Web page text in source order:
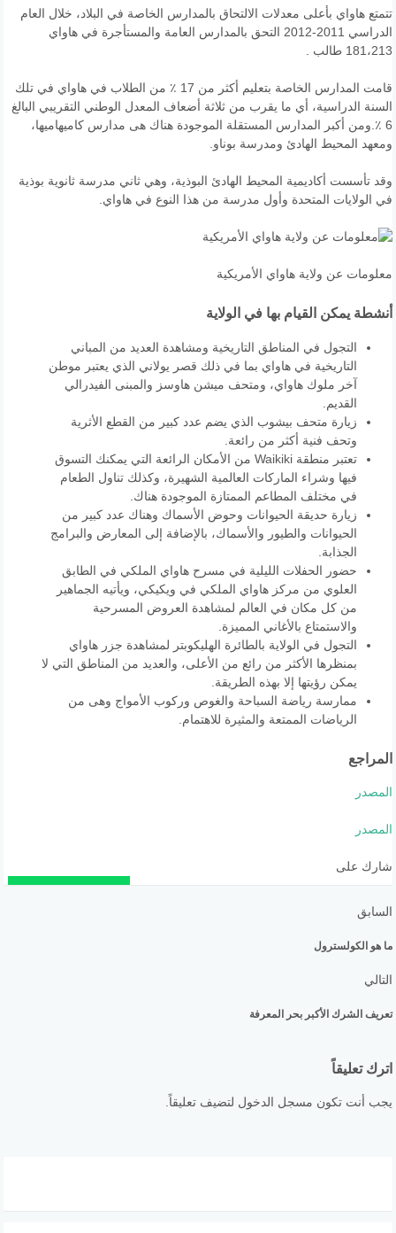
تتمتع هاواي بأعلى معدلات الالتحاق بالمدارس الخاصة في البلاد، خلال العام
الدراسي 2011-2012 التحق بالمدارس العامة والمستأجرة في هاواي
181،213 طالب .
قامت المدارس الخاصة بتعليم أكثر من 17 ٪ من الطلاب في هاواي في تلك
السنة الدراسية، أي ما يقرب من ثلاثة أضعاف المعدل الوطني التقريبي البالغ
6 ٪.ومن أكبر المدارس المستقلة الموجودة هناك هى مدارس كاميهاميها،
ومعهد المحيط الهادئ ومدرسة بوناو.
وقد تأسست أكاديمية المحيط الهادئ البوذية، وهي ثاني مدرسة ثانوية بوذية
في الولايات المتحدة وأول مدرسة من هذا النوع في هاواي.
معلومات عن ولاية هاواي الأمريكية
أنشطة يمكن القيام بها في الولاية
التجول في المناطق التاريخية ومشاهدة العديد من المباني
التاريخية في هاواي بما في ذلك قصر يولاني الذي يعتبر موطن
آخر ملوك هاواي، ومتحف ميشن هاوسز والمبنى الفيدرالي
القديم.
زيارة متحف بيشوب الذي يضم عدد كبير من القطع الأثرية
وتحف فنية أكثر من رائعة.
تعتبر منطقة Waikiki من الأمكان الرائعة التي يمكنك التسوق
فيها وشراء الماركات العالمية الشهيرة، وكذلك تناول الطعام
في مختلف المطاعم الممتازة الموجودة هناك.
زيارة حديقة الحيوانات وحوض الأسماك وهناك عدد كبير من
الحيوانات والطيور والأسماك، بالإضافة إلى المعارض والبرامج
الجذابة.
حضور الحفلات الليلية في مسرح هاواي الملكي في الطابق
العلوي من مركز هاواي الملكي في ويكيكي، ويأتيه الجماهير
من كل مكان في العالم لمشاهدة العروض المسرحية
والاستمتاع بالأغاني المميزة.
التجول في الولاية بالطائرة الهليكوبتر لمشاهدة جزر هاواي
بمنظرها الأكثر من رائع من الأعلى، والعديد من المناطق التي لا
يمكن رؤيتها إلا بهذه الطريقة.
ممارسة رياضة السباحة والغوص وركوب الأمواج وهى من
الرياضات الممتعة والمثيرة للاهتمام.
المراجع
المصدر
المصدر
شارك على
السابق
ما هو الكولسترول
التالي
تعريف الشرك الأكبر بحر المعرفة
اترك تعليقاً
يجب أنت تكون مسجل الدخول لتضيف تعليقاً.